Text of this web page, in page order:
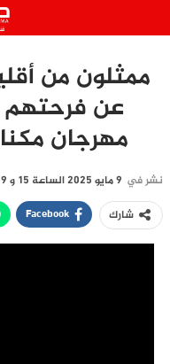
ممثلون من
عن فرحتهم
مهرجان
نشر في 9 مايو 2025 الساعة 15 و 19 دقيقة
شارك
Facebook